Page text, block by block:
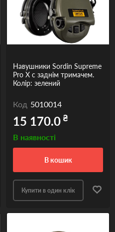
Навушники Sordin Supreme
Pro X с заднім тримачем.
Колір: зелений
Код 5010014
15 170.0₴
В наявності
в кошик
Купити в один клік